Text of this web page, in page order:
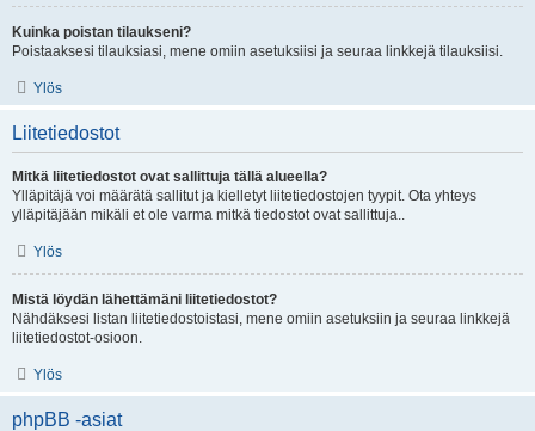
Kuinka poistan tilaukseni?
Poistaaksesi tilauksiasi, mene omiin asetuksiisi ja seuraa linkkejä tilauksiisi.
Ylös
Liitetiedostot
Mitkä liitetiedostot ovat sallittuja tällä alueella?
Ylläpitäjä voi määrätä sallitut ja kielletyt liitetiedostojen tyypit. Ota yhteys
ylläpitäjään mikäli et ole varma mitkä tiedostot ovat sallittuja..
Ylös
Mistä löydän lähettämäni liitetiedostot?
Nähdäksesi listan liitetiedostoistasi, mene omiin asetuksiin ja seuraa linkkejä
liitetiedostot-osioon.
Ylös
phpBB -asiat